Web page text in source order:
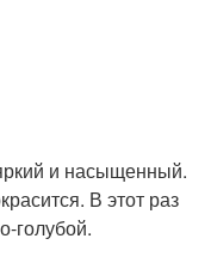
и насыщенный.
В этот раз
голубой.